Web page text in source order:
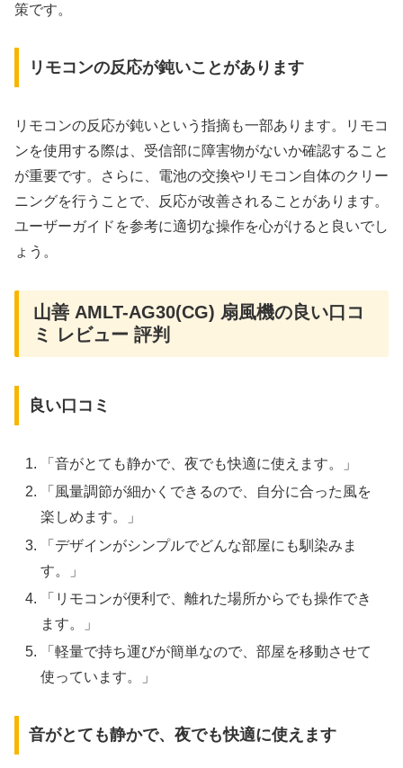
策です。
リモコンの反応が鈍いことがあります
リモコンの反応が鈍いという指摘も一部あります。リモコ
ンを使用する際は、受信部に障害物がないか確認すること
が重要です。さらに、電池の交換やリモコン自体のクリー
ニングを行うことで、反応が改善されることがあります。
ユーザーガイドを参考に適切な操作を心がけると良いでし
ょう。
山善 AMLT-AG30(CG) 扇風機の良い口コ
ミ レビュー 評判
良い口コミ
「音がとても静かで、夜でも快適に使えます。」
「風量調節が細かくできるので、自分に合った風を
楽しめます。」
「デザインがシンプルでどんな部屋にも馴染みま
す。」
「リモコンが便利で、離れた場所からでも操作でき
ます。」
「軽量で持ち運びが簡単なので、部屋を移動させて
使っています。」
音がとても静かで、夜でも快適に使えます